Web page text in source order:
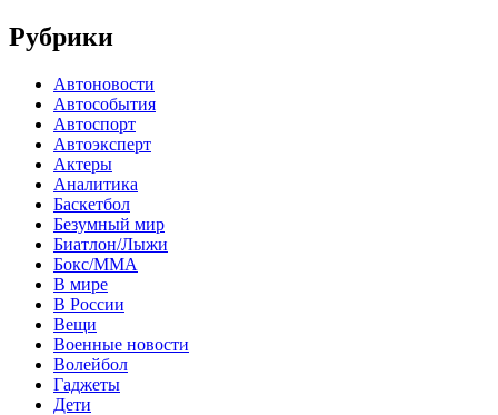
Рубрики
Автоновости
Автособытия
Автоспорт
Автоэксперт
Актеры
Аналитика
Баскетбол
Безумный мир
Биатлон/Лыжи
Бокс/MMA
В мире
В России
Вещи
Военные новости
Волейбол
Гаджеты
Дети